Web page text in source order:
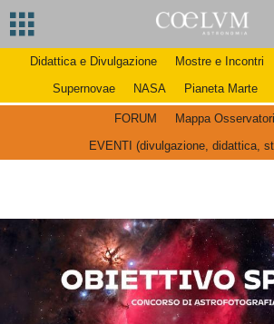
Didattica e Divulgazione Mostre e Incontri
Supernovae
NASA Pianeta Marte
FORUM
Mappa Osservatori
EVENTI (divulgazione, didattica,